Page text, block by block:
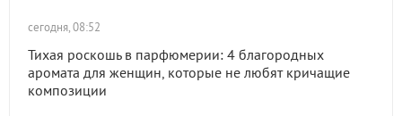
сегодня, 08:52
Тихая роскошь в парфюмерии: 4 благородных
аромата для женщин, которые не любят кричащие
композиции